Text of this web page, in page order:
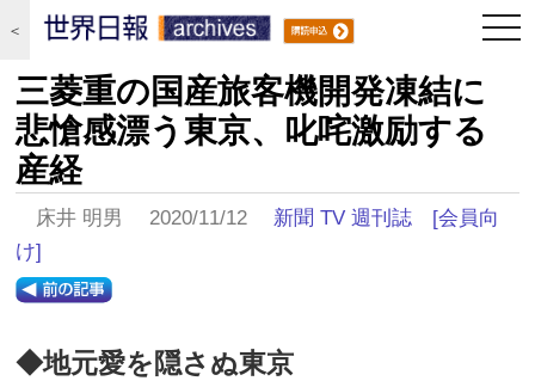
＜
三菱重の国産旅客機開発凍結に
悲愴感漂う東京、叱咤激励する
産経
床井 明男 2020/11/12 新聞 TV 週刊誌
[会員向
け]
◆地元愛を隠さぬ東京